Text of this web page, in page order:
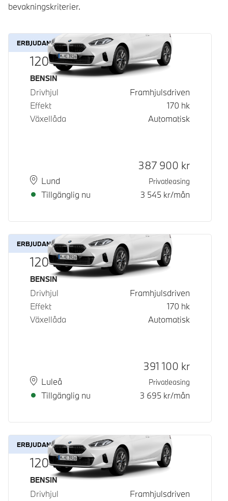
bevakningskriterier.
ERBJUDANDE
120
Bränsle
BENSIN
Drivhjul
Framhjulsdriven
Effekt
170 hk
Växellåda
Automatisk
PlatsLund
Leveranstid
Tillgänglig nu
Kontantpris
387 900 kr
Privatleasing
3 545 kr/mån
ERBJUDANDE
120
Bränsle
BENSIN
Drivhjul
Framhjulsdriven
Effekt
170 hk
Växellåda
Automatisk
PlatsLuleå
Leveranstid
Tillgänglig nu
Kontantpris
391 100 kr
Privatleasing
3 695 kr/mån
ERBJUDANDE
120
Bränsle
BENSIN
Drivhjul
Framhjulsdriven